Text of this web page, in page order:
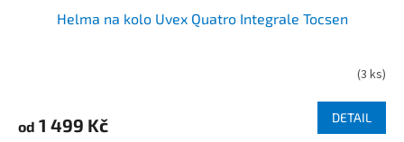
Helma na kolo Uvex Quatro Integrale Tocsen
(3 ks)
od 1 499 Kč DETAIL